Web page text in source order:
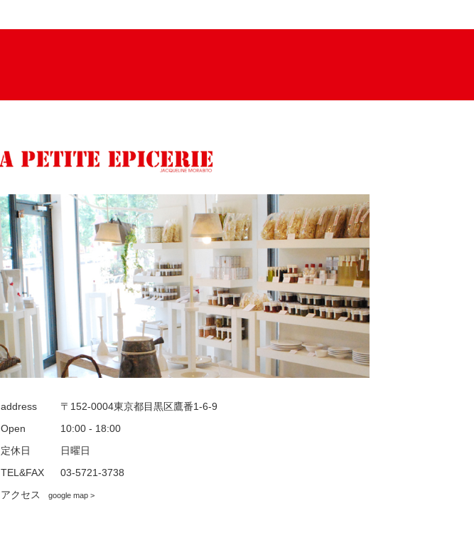
address
〒152-0004東京都目黒区鷹番1-6-9
Open
10:00 - 18:00
定休日
日曜日
TEL&FAX
03-5721-3738
アクセス
google map >